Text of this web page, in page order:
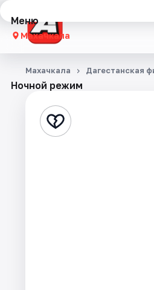
Меню
Махачкала
Концерты
Стендап
Ночной режим
Махачкала Дагестанская